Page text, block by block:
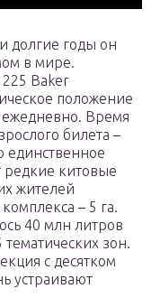
долгие годы он
в мире.
Baker
положение
ежедневно. Время
билета –
единственное
редкие китовые
жителей
– 5 га.
40 млн литров
зон.
с десятком
устраивают